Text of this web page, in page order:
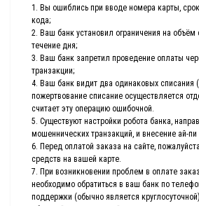
1. Вы ошиблись при вводе номера карты,
кода;
2. Ваш банк установил ограничения на
течение дня;
3. Ваш банк запретил проведение оплаты
транзакции;
4. Ваш банк видит два одинаковых списания
пожертвование списание осуществляется
считает эту операцию ошибочной.
5. Существуют настройки робота банка,
мошеннических транзакций, и внесение ай-
6. Перед оплатой заказа на сайте,
средств на вашей карте.
7. При возникновении проблем в оплате
необходимо обратиться в ваш банк по
поддержки (обычно является